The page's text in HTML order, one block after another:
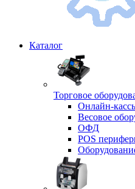
Каталог
Торговое
Онлайн-
Весовое
ОФД
POS